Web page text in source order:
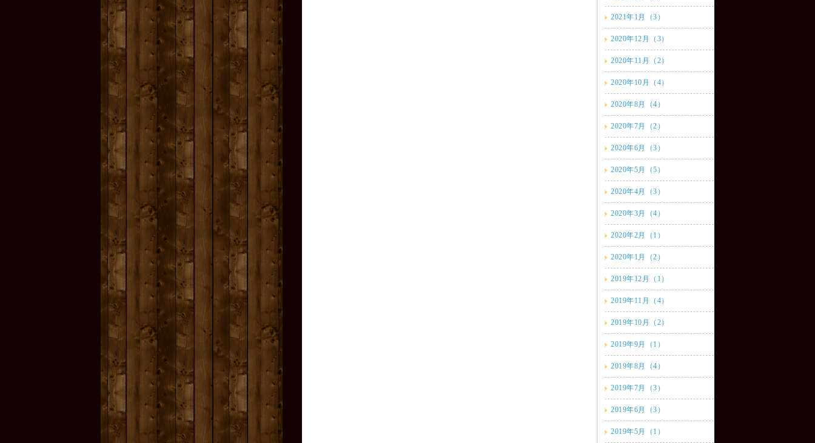
2021年1月（3）
2020年12月（3）
2020年11月（2）
2020年10月（4）
2020年8月（4）
2020年7月（2）
2020年6月（3）
2020年5月（5）
2020年4月（3）
2020年3月（4）
2020年2月（1）
2020年1月（2）
2019年12月（1）
2019年11月（4）
2019年10月（2）
2019年9月（1）
2019年8月（4）
2019年7月（3）
2019年6月（3）
2019年5月（1）